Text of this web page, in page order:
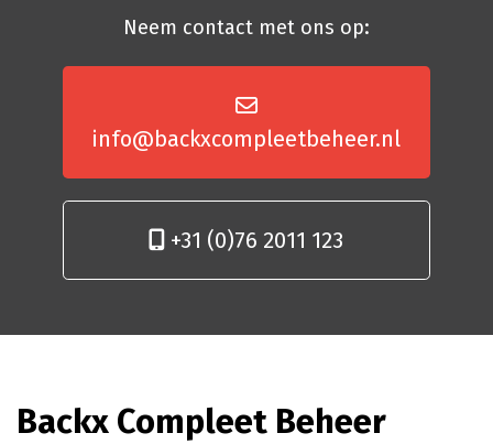
Neem contact met ons op:
info@backxcompleetbeheer.nl
+31 (0)76 2011 123
Backx Compleet Beheer